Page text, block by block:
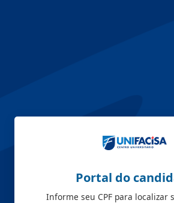
Portal do
Informe seu CPF para localizar